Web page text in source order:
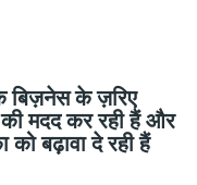
बिज़नेस के ज़रिए
की मदद कर रही हैं और
बढ़ावा दे रही हैं